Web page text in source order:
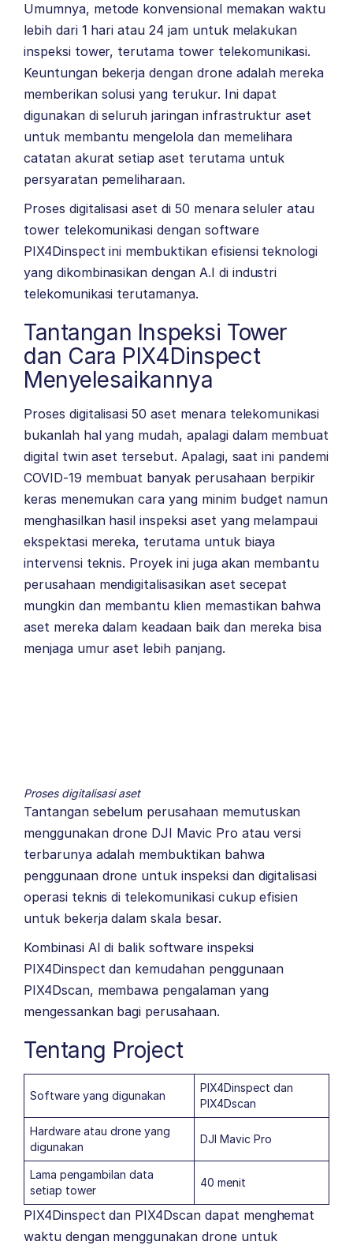
Umumnya, metode konvensional memakan waktu
lebih dari 1 hari atau 24 jam untuk melakukan
inspeksi tower, terutama tower telekomunikasi.
Keuntungan bekerja dengan drone adalah mereka
memberikan solusi yang terukur. Ini dapat
digunakan di seluruh jaringan infrastruktur aset
untuk membantu mengelola dan memelihara
catatan akurat setiap aset terutama untuk
persyaratan pemeliharaan.
Proses digitalisasi aset di 50 menara seluler atau
tower telekomunikasi dengan software
PIX4Dinspect ini membuktikan efisiensi teknologi
yang dikombinasikan dengan A.I di industri
telekomunikasi terutamanya.
Tantangan Inspeksi Tower
dan Cara PIX4Dinspect
Menyelesaikannya
Proses digitalisasi 50 aset menara telekomunikasi
bukanlah hal yang mudah, apalagi dalam membuat
digital twin aset tersebut. Apalagi, saat ini pandemi
COVID-19 membuat banyak perusahaan berpikir
keras menemukan cara yang minim budget namun
menghasilkan hasil inspeksi aset yang melampaui
ekspektasi mereka, terutama untuk biaya
intervensi teknis. Proyek ini juga akan membantu
perusahaan mendigitalisasikan aset secepat
mungkin dan membantu klien memastikan bahwa
aset mereka dalam keadaan baik dan mereka bisa
menjaga umur aset lebih panjang.
Proses digitalisasi aset
Tantangan sebelum perusahaan memutuskan
menggunakan drone DJI Mavic Pro atau versi
terbarunya adalah membuktikan bahwa
penggunaan drone untuk inspeksi dan digitalisasi
operasi teknis di telekomunikasi cukup efisien
untuk bekerja dalam skala besar.
Kombinasi AI di balik software inspeksi
PIX4Dinspect dan kemudahan penggunaan
PIX4Dscan, membawa pengalaman yang
mengessankan bagi perusahaan.
Tentang Project
Software yang digunakan
PIX4Dinspect dan
PIX4Dscan
Hardware atau drone yang
digunakan
DJI Mavic Pro
Lama pengambilan data
setiap tower
40 menit
PIX4Dinspect dan PIX4Dscan dapat menghemat
waktu dengan menggunakan drone untuk